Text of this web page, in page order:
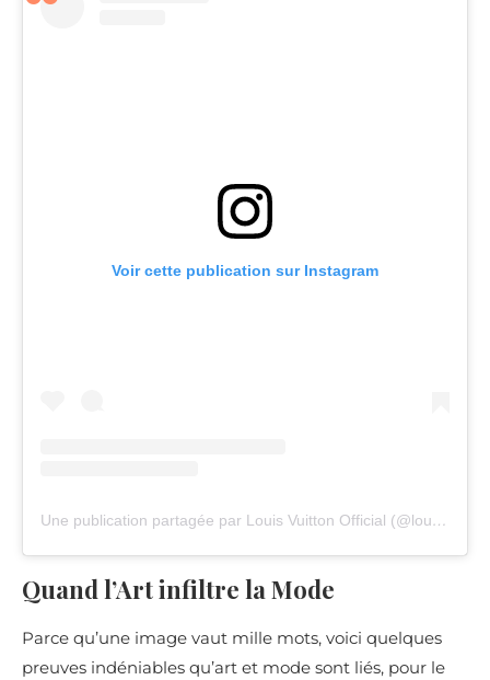
Voir cette publication sur Instagram
Une publication partagée par Louis Vuitton Official (@louisvuitton)
Quand l’Art infiltre la Mode
Parce qu’une image vaut mille mots, voici quelques
preuves indéniables qu’art et mode sont liés, pour le